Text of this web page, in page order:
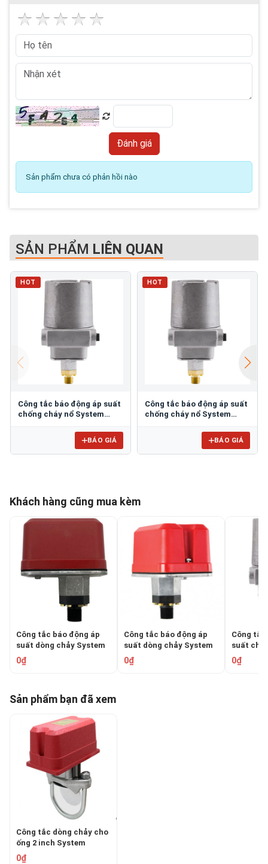
Sản phẩm chưa có phản hồi nào
SẢN PHẨM LIÊN QUAN
HOT
Công tắc báo động áp suất
chống cháy nổ System
BÁO GIÁ
HOT
Công tắc báo động áp suất
chống cháy nổ System
BÁO GIÁ
Khách hàng cũng mua kèm
Công tắc báo động áp
suất dòng chảy System
Sensor EPS10-1
0₫
Công tắc báo động áp
suất dòng chảy System
Sensor EPS10-2
0₫
Công tắc
suất
System
0₫
Sản phẩm bạn đã xem
Công tắc dòng chảy cho
ống 2 inch System
Sensor WFD20
0₫